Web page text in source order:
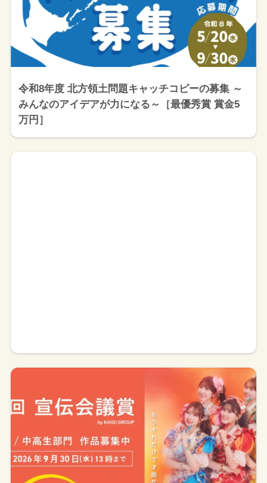
令和8年度 北方領土問題キャッチコピーの募集 ～
みんなのアイデアが力になる～［最優秀賞 賞金5
万円］